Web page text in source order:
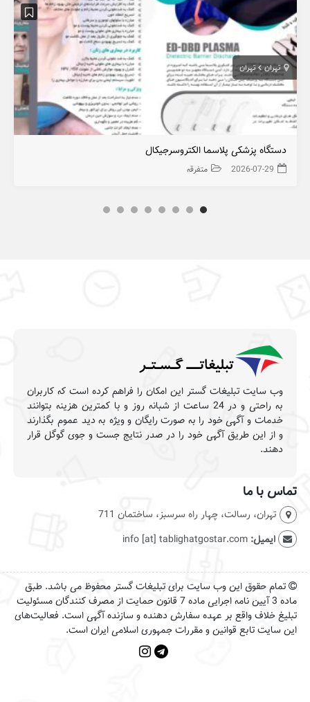
تهران تهران
دستگاه پزشکی پلاسما الکتروسرجیکال
2026-07-29 متفرقه
وب سایت تبلیغات گستر این امکان را فراهم کرده است که کاربران
به راحتی و در 24 ساعت از شبانه روز و با کمترین هزینه بتوانند
خدمات و آگهی خود را به صورت رایگان و ویژه به دید عموم بگذارند
و از این طریق آگهی خود را در صدر نتایج جست و جوی گوگل قرار
دهند.
تماس با ما
تهران، رسالت، چهار راه سرسبز، ساختمان 711
ایمیل:info [at] tablighatgostar.com
تمام حقوق این وب سایت برای تبلیغات گستر محفوظ می باشد. طبق
ماده 3 آیین نامه اجرایی ماده 7 قانون حمایت از مصرف کنندگان مسئولیت
تبلیغ خلاف واقع بر عهده سفارش دهنده و سازنده آگهی است. فعالیت‌های
این سایت تابع قوانین و مقررات جمهوری اسلامی ایران است.